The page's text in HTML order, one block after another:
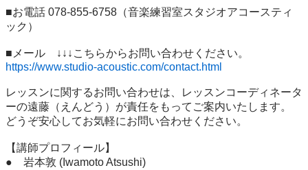
■お電話 078-855-6758（音楽練習室スタジオアコースティ
ック）
https://www.studio-acoustic.com/contact.html
レッスンに関するお問い合わせは、レッスンコーディネータ
ーの遠藤（えんどう）が責任をもってご案内いたします。
どうぞ安心してお気軽にお問い合わせください。
【講師プロフィール】
●　岩本敦 (Iwamoto Atsushi)